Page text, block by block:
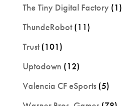
The Tiny Digital Factory(1)
ThundeRobot(11)
Trust(101)
Uptodown (12)
Valencia CF eSports(5)